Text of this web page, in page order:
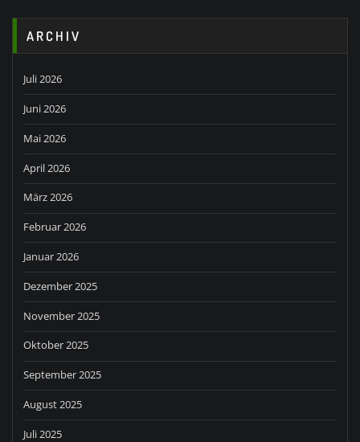
ARCHIV
Juli 2026
Juni 2026
Mai 2026
April 2026
März 2026
Februar 2026
Januar 2026
Dezember 2025
November 2025
Oktober 2025
September 2025
August 2025
Juli 2025